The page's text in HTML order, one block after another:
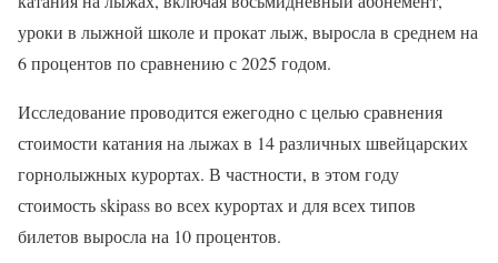
уроки в лыжной школе и прокат лыж, выросла в среднем на
6 процентов по сравнению с 2025 годом.
Исследование проводится ежегодно с целью сравнения
стоимости катания на лыжах в 14 различных швейцарских
горнолыжных курортах. В частности, в этом году
стоимость skipass во всех курортах и для всех типов
билетов выросла на 10 процентов.